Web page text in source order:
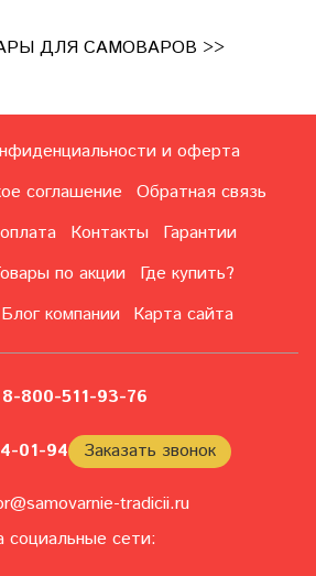
ДЛЯ САМОВАРОВ >>
и оферта
соглашение
Обратная связь
Контакты
Гарантии
по акции
Где купить?
Блог компании Карта сайта
8-800-511-93-76
01-94 Заказать звонок
tradicii.ru
социальные сети: